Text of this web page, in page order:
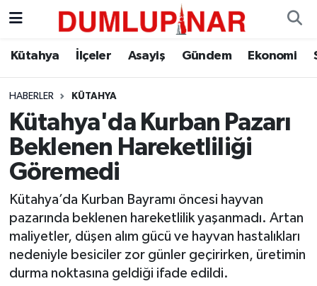
Kütahya İlçeler Asayiş Gündem Ekonomi
HABERLER KÜTAHYA
Kütahya'da Kurban Pazarı
Beklenen Hareketliliği
Göremedi
Kütahya’da Kurban Bayramı öncesi hayvan
pazarında beklenen hareketlilik yaşanmadı. Artan
maliyetler, düşen alım gücü ve hayvan hastalıkları
nedeniyle besiciler zor günler geçirirken, üretimin
durma noktasına geldiği ifade edildi.
Asayiş
Diğer
Dünya
Eğitim
Ekonomi
Eleman
Emlak
Kütahya Hava Durumu
Kütahya Trafik Yoğunluk Haritası
Süper Lig Puan Durumu ve Fikstür
Tüm Manşetler
Son Dakika Haberleri
Haber Arşivi